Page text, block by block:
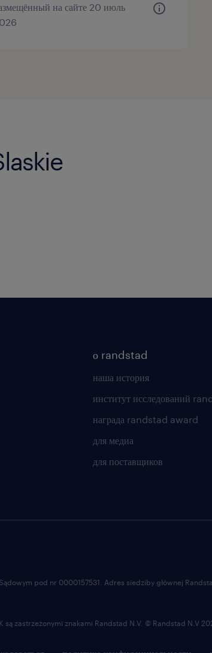
на сайте 20 июль
о randstad
наша история
институт исследований
награда randstad award
для медиа
для поставщиков
pod nr 0000157531. Adres siedziby głównej
są zastrzeżonymi znakami Randstad N.V. © Randstad N.V